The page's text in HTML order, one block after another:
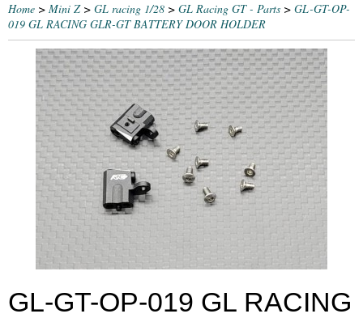
Home > Mini Z> GL racing 1/28 > GL Racing GT - Parts > GL-GT-OP-
019 GL RACING GLR-GT BATTERY DOOR HOLDER
GL-GT-OP-019 GL RACING